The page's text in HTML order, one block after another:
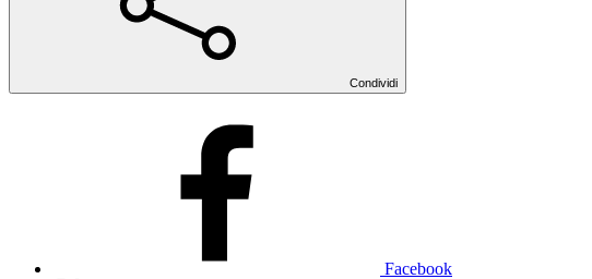
Condividi
Facebook